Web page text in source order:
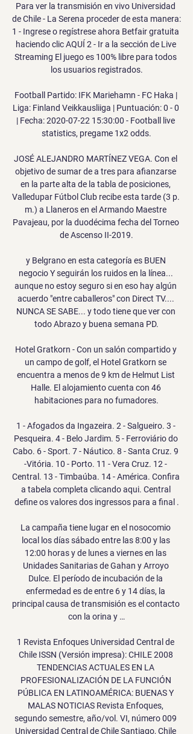
Para ver la transmisión en vivo Universidad
de Chile - La Serena proceder de esta manera:
1 - Ingrese o regístrese ahora Betfair gratuita
haciendo clic AQUÍ 2 - Ir a la sección de Live
Streaming El juego es 100% libre para todos
los usuarios registrados.
Football Partido: IFK Mariehamn - FC Haka |
Liga: Finland Veikkausliiga | Puntuación: 0 - 0
| Fecha: 2020-07-22 15:30:00 - Football live
statistics, pregame 1x2 odds.
JOSÉ ALEJANDRO MARTÍNEZ VEGA. Con el
objetivo de sumar de a tres para afianzarse
en la parte alta de la tabla de posiciones,
Valledupar Fútbol Club recibe esta tarde (3 p.
m.) a Llaneros en el Armando Maestre
Pavajeau, por la duodécima fecha del Torneo
de Ascenso II-2019.
y Belgrano en esta categoría es BUEN
negocio Y seguirán los ruidos en la línea...
aunque no estoy seguro si en eso hay algún
acuerdo "entre caballeros" con Direct TV....
NUNCA SE SABE... y todo tiene que ver con
todo Abrazo y buena semana PD.
Hotel Gratkorn - Con un salón compartido y
un campo de golf, el Hotel Gratkorn se
encuentra a menos de 9 km de Helmut List
Halle. El alojamiento cuenta con 46
habitaciones para no fumadores.
1 - Afogados da Ingazeira. 2 - Salgueiro. 3 -
Pesqueira. 4 - Belo Jardim. 5 - Ferroviário do
Cabo. 6 - Sport. 7 - Náutico. 8 - Santa Cruz. 9
-Vitória. 10 - Porto. 11 - Vera Cruz. 12 -
Central. 13 - Timbaúba. 14 - América. Confira
a tabela completa clicando aqui. Central
define os valores dos ingressos para a final .
La campaña tiene lugar en el nosocomio
local los días sábado entre las 8:00 y las
12:00 horas y de lunes a viernes en las
Unidades Sanitarias de Gahan y Arroyo
Dulce. El período de incubación de la
enfermedad es de entre 6 y 14 días, la
principal causa de transmisión es el contacto
con la orina y …
1 Revista Enfoques Universidad Central de
Chile ISSN (Versión impresa): CHILE 2008
TENDENCIAS ACTUALES EN LA
PROFESIONALIZACIÓN DE LA FUNCIÓN
PÚBLICA EN LATINOAMÉRICA: BUENAS Y
MALAS NOTICIAS Revista Enfoques,
segundo semestre, año/vol. VI, número 009
Universidad Central de Chile Santiago, Chile